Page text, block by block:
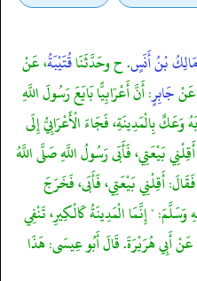
مَالِكُ بْنُ أَنَسٍ. ح وحَدَّثَنَاقُتَيْبَةُ، عَنْ
جَابِرٍ: أَنَّ أَعْرَابِيًّا بَايَعَ رَسُولَ اللَّهِ
بِالْمَدِينَةِ، فَجَاءَ الْأَعْرَابِيُّ إِلَى
بَيْعَتِي، فَأَبَى رَسُولُ اللَّهِ صَلَّى اللَّهُ
أَقِلْنِي بَيْعَتِي، فَأَبَى، فَخَرَجَ
وَسَلَّمَ: " إِنَّمَا الْمَدِينَةُ كَالْكِيرِ، تَنْفِي
عَنْ أَبِي هُرَيْرَةَ. قَالَ أَبُو عِيسَى: هَذَا